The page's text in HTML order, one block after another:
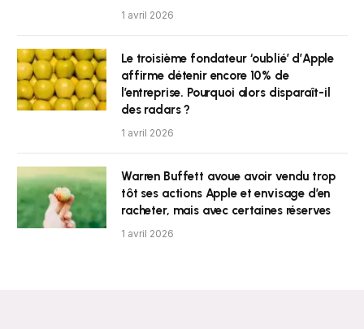
1 avril 2026
Le troisième fondateur ‘oublié’ d’Apple
affirme détenir encore 10% de
l’entreprise. Pourquoi alors disparaît-il
des radars ?
1 avril 2026
Warren Buffett avoue avoir vendu trop
tôt ses actions Apple et envisage d’en
racheter, mais avec certaines réserves
1 avril 2026